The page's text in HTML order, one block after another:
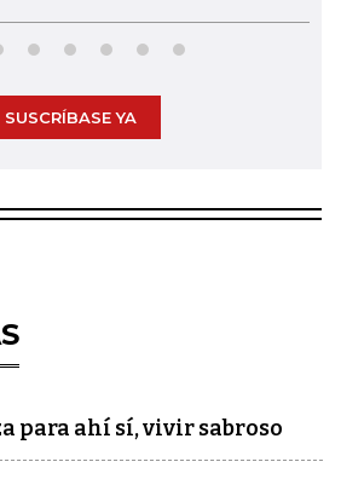
SUSCRÍBASE YA
para ahí sí, vivir sabroso